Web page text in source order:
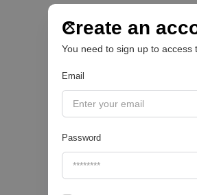
Create an
You need to sign up to access
Email
Password
Colombia pasa a formar
Cibest tras la adquisición del
acciones
Valora Analitik